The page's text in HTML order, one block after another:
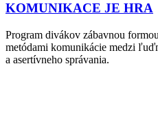
KOMUNIKACE JE HRA
Program divákov zábavnou
metódami komunikácie medzi
a asertívneho správania.